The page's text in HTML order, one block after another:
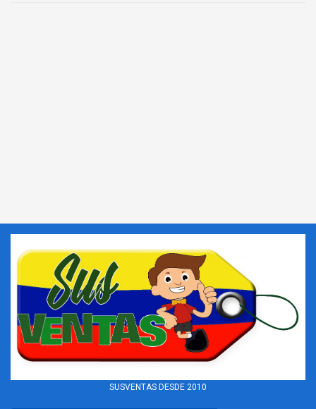
SUSVENTAS DESDE 2010